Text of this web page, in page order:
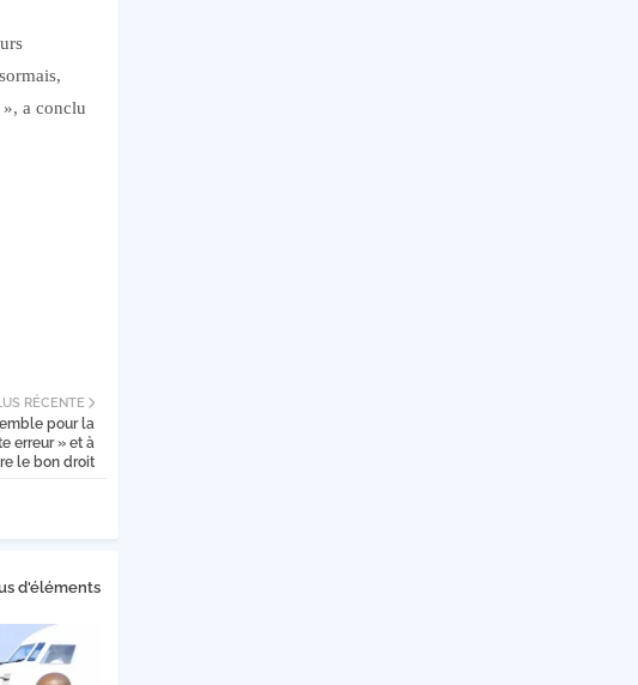
a conclu
RÉCENTE
pour la
erreur » et à
le bon droit
d'éléments